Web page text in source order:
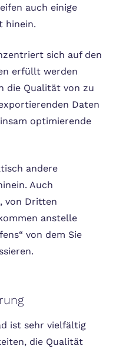
auch einige
hinein.
sich auf den
erfüllt werden
die Qualität von zu
Daten
optimierende
andere
Auch
von Dritten
anstelle
von dem Sie
ist sehr vielfältig
die Qualität